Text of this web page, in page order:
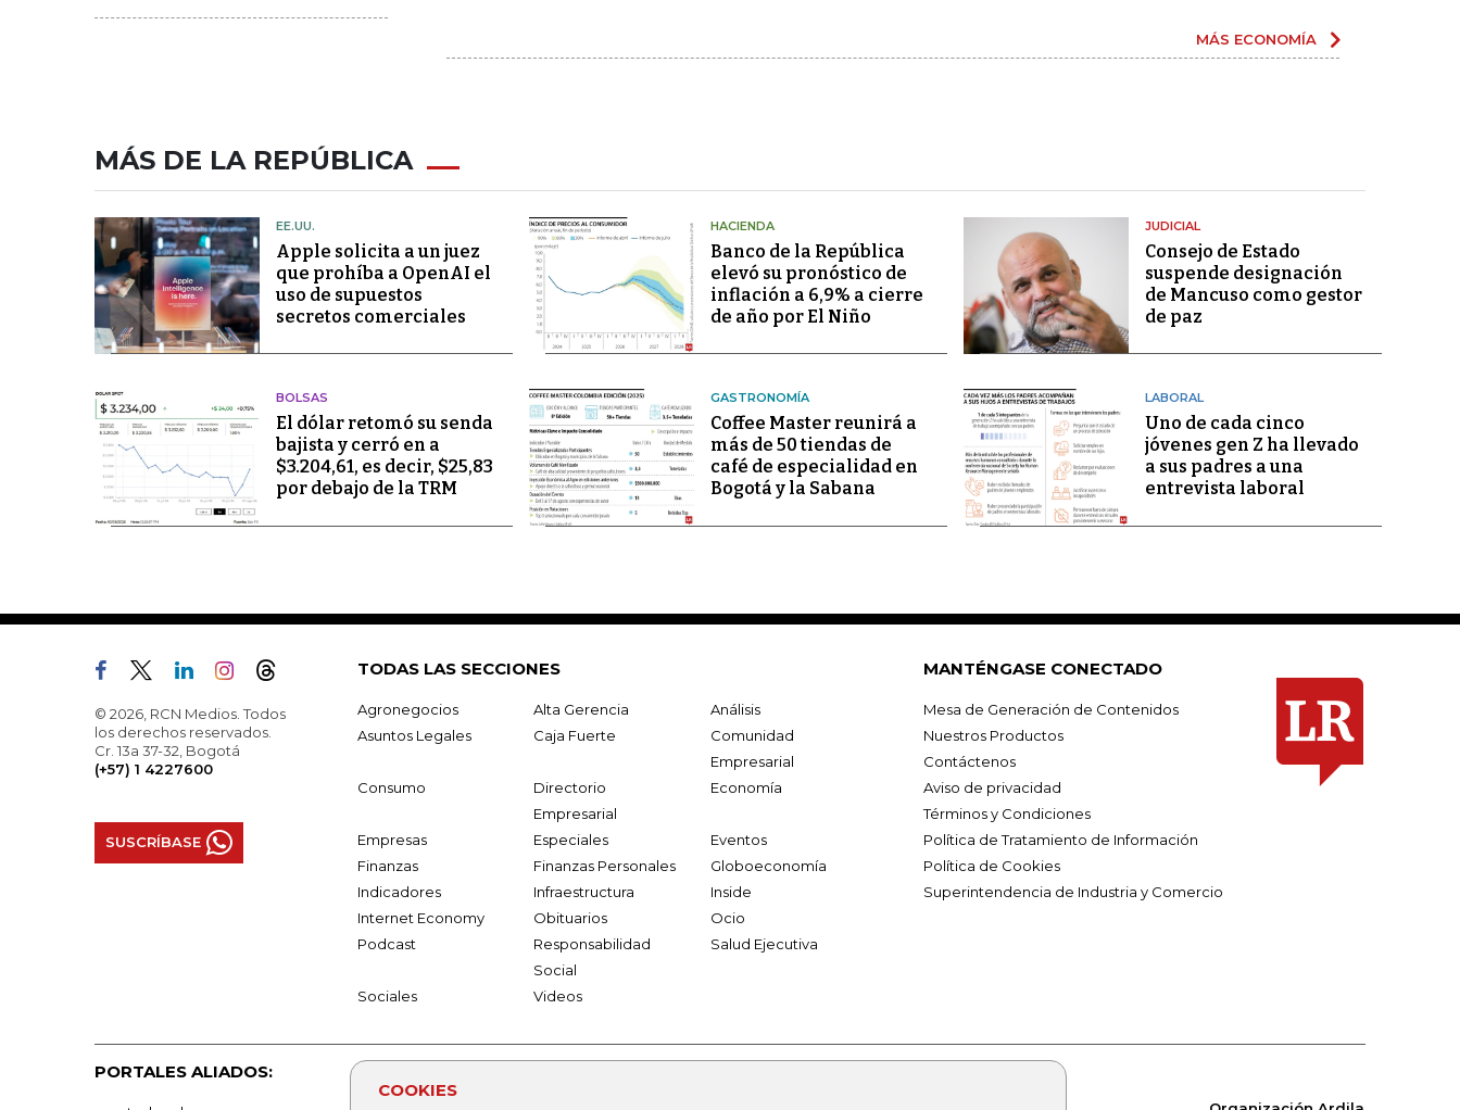
COOKIES
MÁS ECONOMÍA
MÁS DE LA REPÚBLICA
EE.UU.
Apple solicita a un juez
que prohíba a OpenAI el
uso de supuestos
secretos comerciales
HACIENDA
Banco de la República
elevó su pronóstico de
inflación a 6,9% a cierre
de año por El Niño
JUDICIAL
Consejo de Estado
suspende designación
de Mancuso como gestor
de paz
BOLSAS
El dólar retomó su senda
bajista y cerró en a
$3.204,61, es decir, $25,83
por debajo de la TRM
GASTRONOMÍA
Coffee Master reunirá a
más de 50 tiendas de
café de especialidad en
Bogotá y la Sabana
LABORAL
Uno de cada cinco
jóvenes gen Z ha llevado
a sus padres a una
entrevista laboral
© 2026, RCN Medios. Todos
los derechos reservados.
Cr. 13a 37-32, Bogotá
(+57) 1 4227600
SUSCRÍBASE
TODAS LAS SECCIONES
Agronegocios Alta Gerencia
Análisis
Asuntos Legales
Caja Fuerte
Comunidad
Empresarial
Consumo
Directorio
Empresarial
Economía
Empresas Especiales
Eventos
Finanzas
Finanzas Personales
Globoeconomía
Indicadores
Infraestructura
Inside
Internet Economy
Obituarios
Ocio
Podcast
Responsabilidad
Social
Salud Ejecutiva
Sociales Videos
MANTÉNGASE CONECTADO
Mesa de Generación de Contenidos
Nuestros Productos
Contáctenos
Aviso de privacidad
Términos y Condiciones
Política de Tratamiento de Información
Política de Cookies
Superintendencia de Industria y Comercio
PORTALES ALIADOS: